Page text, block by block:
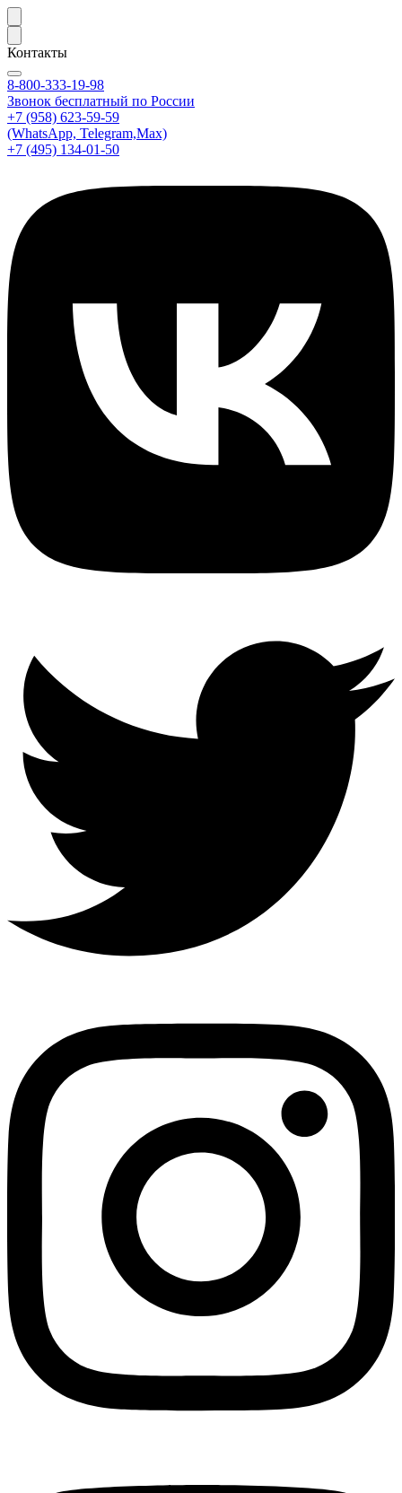
Контакты
8-800-333-19-98
Звонок бесплатный по России
+7 (958) 623-59-59
(WhatsApp, Telegram,Max)
+7 (495) 134-01-50